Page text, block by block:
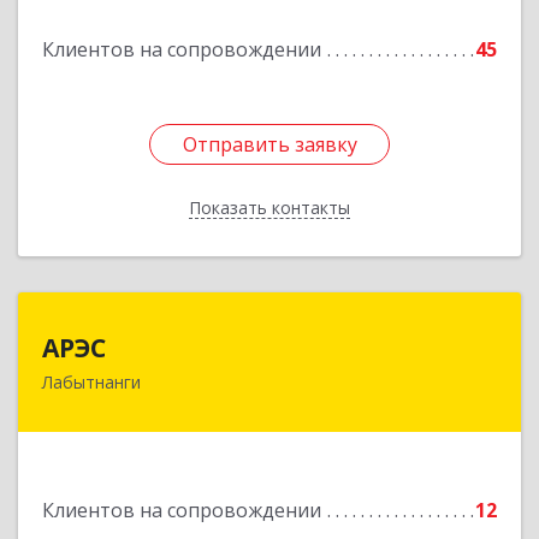
Клиентов на сопровождении 45
Отправить заявку
Показать контакты
Отправить заявку
Назад
АРЭС
Лабытнанги
Клиентов на сопровождении 12
629400, Ямало-Ненецкий АО, Лабытнанги г,